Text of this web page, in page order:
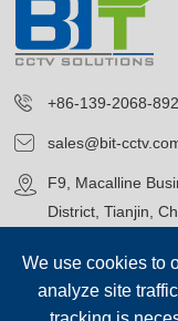
+86-139-2068-
sales@bit-
F9, Macalline
District, Tianjin,
We use cookies to
analyze site